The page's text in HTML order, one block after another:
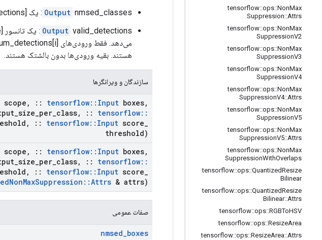
tensorflow::ops::NonMax
Suppression::Attrs
tensorflow::ops::NonMax
SuppressionV2
tensorflow::ops::NonMax
SuppressionV3
tensorflow::ops::NonMax
SuppressionV4
tensorflow::ops::NonMax
SuppressionV4::Attrs
tensorflow::ops::NonMax
SuppressionV5
tensorflow::ops::NonMax
SuppressionV5::Attrs
tensorflow::ops::NonMax
SuppressionWithOverlaps
tensorflow::ops::QuantizedResize
Bilinear
tensorflow::ops::QuantizedResize
Bilinear::Attrs
tensorflow::ops::RGBToHSV
tensorflow::ops::ResizeArea
tensorflow::ops::ResizeArea::Attrs
Output nmsed_classes: یک [batch_size, max_detections] تانسور float32 حاوی کلاس‌های جعبه‌ها.
Output
هستند. بقیه ورودی‌ها بدون بالشتک هستند.
سازندگان و ویرانگرها
scope , :: tensorflow:: Input boxes,
size per class, :: tensorflow::
, :: tensorflow:: Input score
threshold)
scope , :: tensorflow:: Input boxes,
size per class, :: tensorflow::
, :: tensorflow:: Input score
NonMaxSuppression ::Attrs & attrs)
صفات عمومی
nmsed_boxes